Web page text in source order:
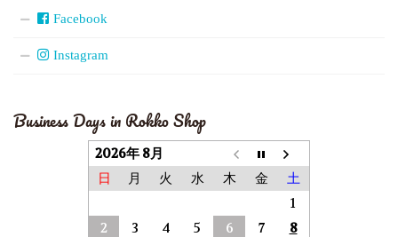
Facebook
Instagram
Business Days in Rokko Shop
2026年 8月
日 月 火 水 木 金 土
1
2
3 4 5 6 7
8